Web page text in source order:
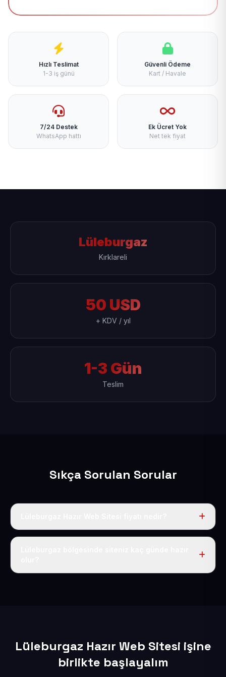
Hızlı Teslimat
1-3 iş günü
Güvenli Ödeme
Kart / Havale
7/24 Destek
WhatsApp hattı
Ek Ücret Yok
Net tek fiyat
Lüleburgaz
Kırklareli
50 USD
+ KDV / yıl
1-3 Gün
Teslim
Sıkça Sorulan Sorular
Tek fiyat uygulanır: yıllık 50 USD + KDV. Bu bedele alan
Lüleburgaz Hazır Web Sitesi işine
birlikte başlayalım